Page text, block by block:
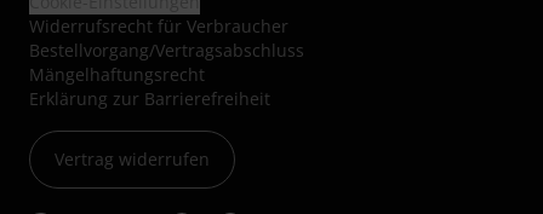
Widerrufsrecht für Verbraucher
Bestellvorgang/Vertragsabschluss
Mängelhaftungsrecht
Erklärung zur Barrierefreiheit
Vertrag widerrufen